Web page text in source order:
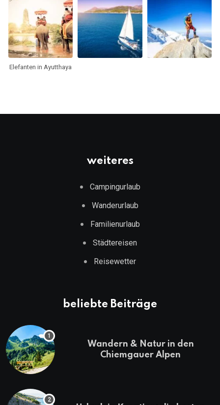
Elefanten in Ayutthaya
weiteres
Campingurlaub
Wanderurlaub
Familienurlaub
Städtereisen
Reisewetter
beliebte Beiträge
Wandern & Natur in den
Chiemgauer Alpen